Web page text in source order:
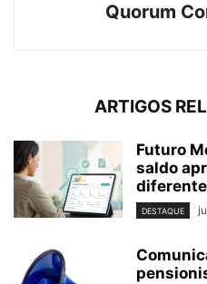
Quorum
ARTIGOS
Futuro
saldo
DESTAQUE